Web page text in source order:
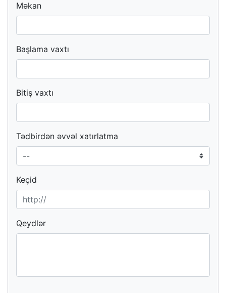
Məkan
Başlama vaxtı
Bitiş vaxtı
Tədbirdən əvvəl xatırlatma
Keçid
Qeydlər